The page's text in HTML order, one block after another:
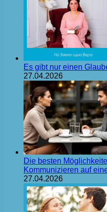
Es gibt nur einen
27.04.2026
Die besten
Kommunizieren auf
27.04.2026